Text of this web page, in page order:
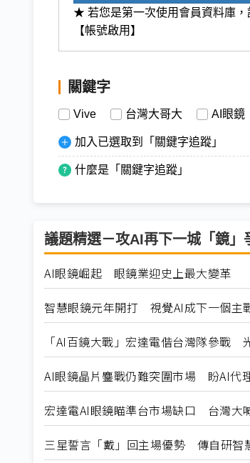
★ 若您是第一次使用會員資料庫，
【帳號啟用】
關鍵字
Vive 台灣大哥大 AI眼鏡
加入已選取到「關鍵字追蹤」
什麼是「關鍵字追蹤」
議題精選－攻AI再下一城「鏡」
AI眼鏡崛起 眼鏡業迎史上最大變革
智慧眼鏡元年開打 視覺AI成下一個主
「AI百鏡大戰」宏達電偕台灣隊參戰
AI眼鏡晶片鏖戰仍難突圍市場 盼AI代
宏達電AI眼鏡瞄準台市場缺口 台灣大
三星誓言「戴」回主場優勢 傳自研智